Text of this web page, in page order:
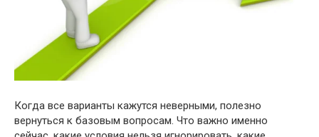
Когда все варианты кажутся неверными, полезно
вернуться к базовым вопросам. Что важно именно